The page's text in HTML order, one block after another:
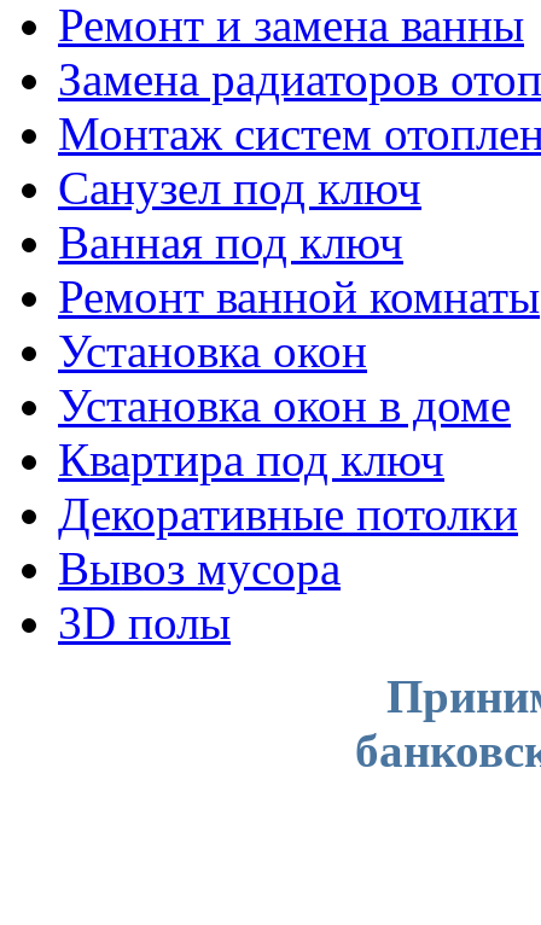
Ремонт и замена ванны
Замена радиаторов
Монтаж систем
Санузел под ключ
Ванная под ключ
Ремонт ванной комнаты
Установка окон
Установка окон в доме
Квартира под ключ
Декоративные потолки
Вывоз мусора
3D полы